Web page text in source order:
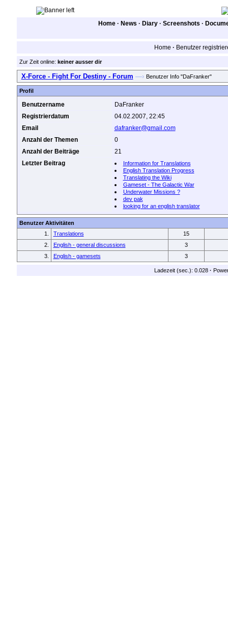
Home · News · Diary · Screenshots ·
Home · Benutzer
Zur Zeit online: keiner ausser dir
X-Force - Fight For Destiny - Forum —› Benutzer Info "DaFranker"
Profil
Benutzername
DaFranker
Registrierdatum
04.02.2007, 22:45
Email
dafranker@gmail.com
Anzahl der Themen
0
Anzahl der Beiträge
21
Letzter Beitrag
Information for Translations
English Translation Progress
Translating the Wiki
Gameset - The Galactic War
Underwater Missions ?
dev pak
looking for an english translator
Benutzer Aktivitäten
1.
Translations
15
2.
English - general discussions
3
3.
English - gamesets 3
Ladezeit (sec.): 0.028 ·